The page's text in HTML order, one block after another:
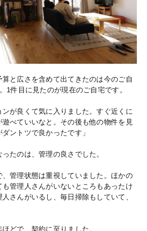
と広さを含めて出てきたのは今のご自
1件目に見たのが現在のご自宅です。
ンが良くて気に入りました。すぐ近くに
べていいなと。その後も他の物件を見
ントツで良かったです」
たのは、管理の良さでした。
、管理状態は重視していました。ほかの
管理人さんがいないところもあったけ
さんがいるし、毎日掃除もしていて、
どで、契約に至りました。